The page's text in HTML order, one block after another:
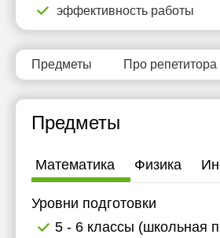
эффективность работы
Предметы Про репетитора
Предметы
Математика Физика
Уровни подготовки
5 - 6 классы (школьная
14:00
14:30